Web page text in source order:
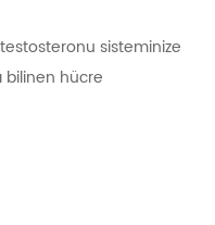
sisteminize
bilinen hücre